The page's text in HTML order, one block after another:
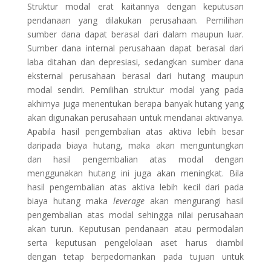
Struktur modal erat kaitannya dengan keputusan
pendanaan yang dilakukan perusahaan. Pemilihan
sumber dana dapat berasal dari dalam maupun luar.
Sumber dana internal perusahaan dapat berasal dari
laba ditahan dan depresiasi, sedangkan sumber dana
eksternal perusahaan berasal dari hutang maupun
modal sendiri. Pemilihan struktur modal yang pada
akhirnya juga menentukan berapa banyak hutang yang
akan digunakan perusahaan untuk mendanai aktivanya.
Apabila hasil pengembalian atas aktiva lebih besar
daripada biaya hutang, maka akan menguntungkan
dan hasil pengembalian atas modal dengan
menggunakan hutang ini juga akan meningkat. Bila
hasil pengembalian atas aktiva lebih kecil dari pada
biaya hutang maka leverage akan mengurangi hasil
pengembalian atas modal sehingga nilai perusahaan
akan turun. Keputusan pendanaan atau permodalan
serta keputusan pengelolaan aset harus diambil
dengan tetap berpedomankan pada tujuan untuk